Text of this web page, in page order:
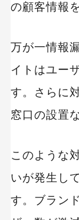
の顧客情報
万が一情報
イトはユー
す。さらに
窓口の設置
このような
いが発生し
す。ブラン